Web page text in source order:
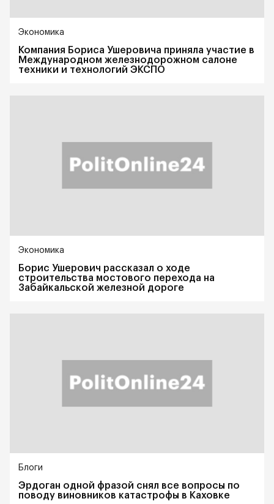
Экономика
Компания Бориса Ушеровича приняла участие в
Международном железнодорожном салоне
техники и технологий ЭКСПО
Экономика
Борис Ушерович рассказал о ходе
строительства мостового перехода на
Забайкальской железной дороге
Блоги
Эрдоган одной фразой снял все вопросы по
поводу виновников катастрофы в Каховке